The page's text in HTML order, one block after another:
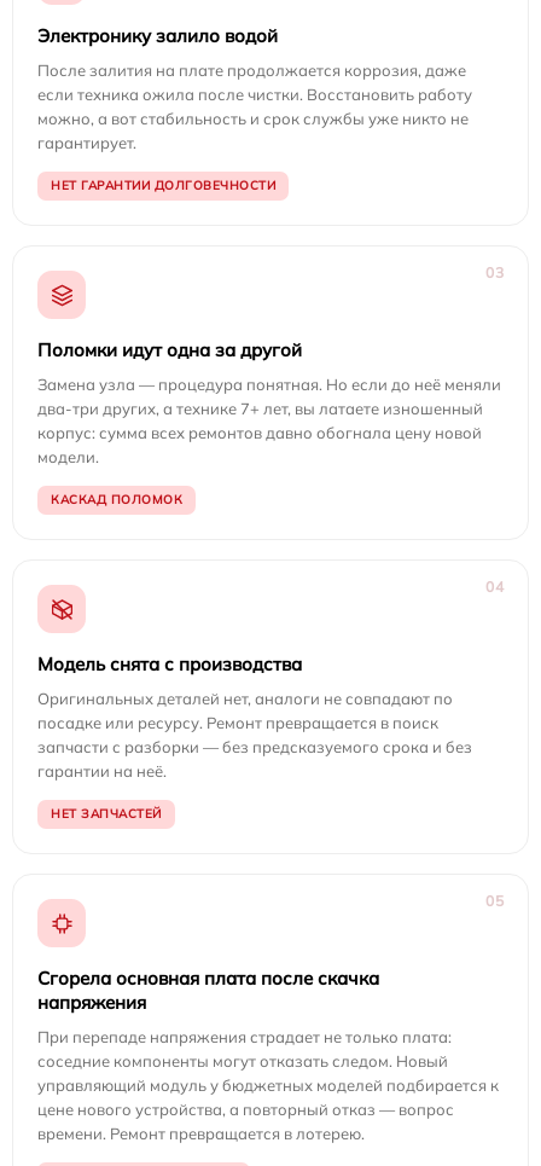
Электронику залило водой
После залития на плате продолжается коррозия, даже
если техника ожила после чистки. Восстановить работу
можно, а вот стабильность и срок службы уже никто не
гарантирует.
НЕТ ГАРАНТИИ ДОЛГОВЕЧНОСТИ
03
Поломки идут одна за другой
Замена узла — процедура понятная. Но если до неё меняли
два-три других, а технике 7+ лет, вы латаете изношенный
корпус: сумма всех ремонтов давно обогнала цену новой
модели.
КАСКАД ПОЛОМОК
04
Модель снята с производства
Оригинальных деталей нет, аналоги не совпадают по
посадке или ресурсу. Ремонт превращается в поиск
запчасти с разборки — без предсказуемого срока и без
гарантии на неё.
НЕТ ЗАПЧАСТЕЙ
05
Сгорела основная плата после скачка
напряжения
При перепаде напряжения страдает не только плата:
соседние компоненты могут отказать следом. Новый
управляющий модуль у бюджетных моделей подбирается к
цене нового устройства, а повторный отказ — вопрос
времени. Ремонт превращается в лотерею.